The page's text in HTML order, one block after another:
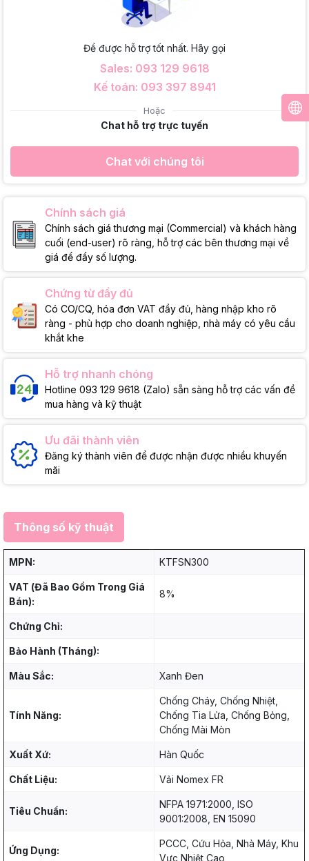
Để được hỗ trợ tốt nhất. Hãy gọi
Sales: 093 129 9618
Kế toán: 093 397 8941
Hoặc
Chat hỗ trợ trực tuyến
Chat với chúng tôi
Chính sách giá
Chính sách giá thương mại (Commercial) và khách hàng
cuối (end-user) rõ ràng, hỗ trợ các bên thương mại về
giá để đẩy số lượng.
Chứng từ đầy đủ
Có CO/CQ, hóa đơn VAT đầy đủ, hàng nhập kho rõ
ràng - phù hợp cho doanh nghiệp, nhà máy có yêu cầu
khắt khe
Hỗ trợ nhanh chóng
Hotline 093 129 9618 (Zalo) sẵn sàng hỗ trợ các vấn đề
mua hàng và kỹ thuật
Ưu đãi thành viên
Đăng ký thành viên để được nhận được nhiều khuyến
mãi
Thông số kỹ thuật
MPN: KTFSN300
VAT (Đã Bao Gồm Trong Giá
Bán):
8%
Chứng Chỉ:
Bảo Hành (Tháng):
Màu Sắc: Xanh Đen
Tính Năng:
Chống Cháy, Chống Nhiệt,
Chống Tia Lửa, Chống Bỏng,
Chống Mài Mòn
Xuất Xứ: Hàn Quốc
Chất Liệu: Vải Nomex FR
Tiêu Chuẩn:
NFPA 1971:2000, ISO
9001:2008, EN 15090
Ứng Dụng:
PCCC, Cứu Hỏa, Nhà Máy, Khu
Vực Nhiệt Cao